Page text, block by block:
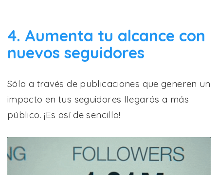
4. Aumenta tu alcance con
nuevos seguidores
Sólo a través de publicaciones que generen un
impacto en tus seguidores llegarás a más
público. ¡Es así de sencillo!